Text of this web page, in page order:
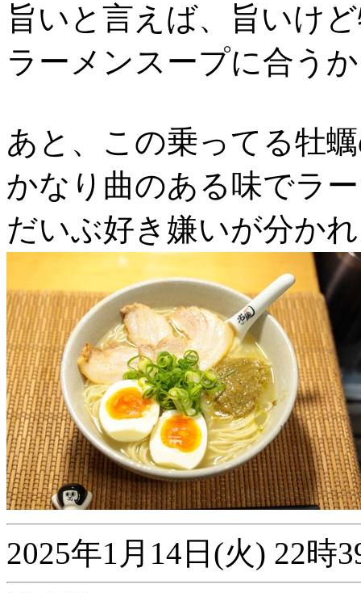
旨いと言えば、旨いけ
ラーメンスープに合う
あと、この乗ってる牡
かなり曲のある味でラ
だいぶ好き嫌いが分か
2025年1月14日(火) 22時